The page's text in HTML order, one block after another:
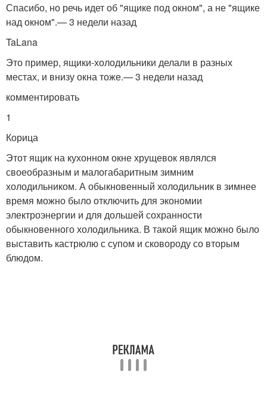
Спасибо, но речь идет об "ящике под окном", а не "ящике
над окном".— 3 недели назад
TaLana
Это пример, ящики-холодильники делали в разных
местах, и внизу окна тоже.— 3 недели назад
комментировать
1
Кориц­а
Этот ящик на кухонном окне хрущевок являлся
своеобразным и малогабаритным зимним
холодильником. А обыкновенный холодильник в зимнее
время можно было отключить для экономии
электроэнергии и для дольшей сохранности
обыкновенного холодильника. В такой ящик можно было
выставить кастрюлю с супом и сковороду со вторым
блюдом.